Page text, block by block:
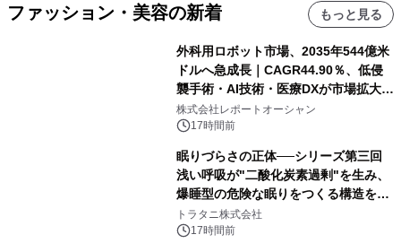
ファッション・美容の新着 もっと見る
外科用ロボット市場、2035年544億米
ドルへ急成長｜CAGR44.90％、低侵
襲手術・AI技術・医療DXが市場拡大を
牽引
株式会社レポートオーシャン
17時間前
眠りづらさの正体──シリーズ第三回
浅い呼吸が"二酸化炭素過剰"を生み、
爆睡型の危険な眠りをつくる構造を解
説
トラタニ株式会社
17時間前